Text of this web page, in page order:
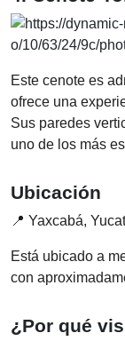
Este cenote es
ofrece una
Sus paredes
uno de los más
Ubicación
📍 Yaxcabá,
Está ubicado a
con
¿Por qué